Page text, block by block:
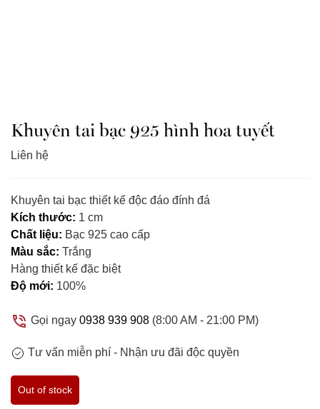
Khuyên tai bạc 925 hình hoa tuyết
Liên hệ
Khuyên tai bạc thiết kế độc đáo đính đá
Kích thước: 1 cm
Chất liệu: Bạc 925 cao cấp
Màu sắc: Trắng
Hàng thiết kế đặc biệt
Độ mới: 100%
Gọi ngay 0938 939 908 (8:00 AM - 21:00 PM)
Tư vấn miễn phí - Nhận ưu đãi độc quyền
Out of stock